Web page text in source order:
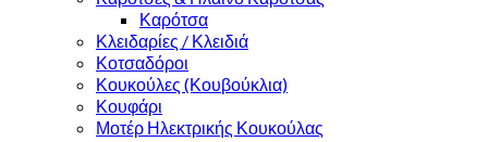
Καρότσα
Κλειδαρίες / Κλειδιά
Κοτσαδόροι
Κουκούλες (Κουβούκλια)
Κουφάρι
Μοτέρ Ηλεκτρικής Κουκούλας